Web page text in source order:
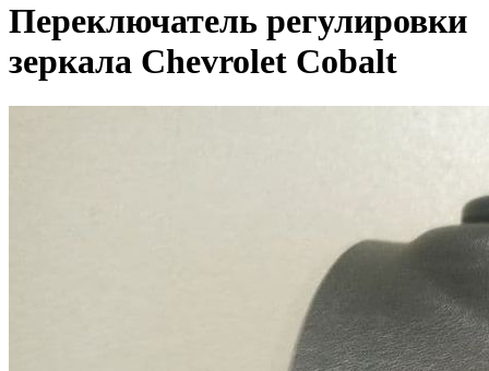
Переключатель регулировки
зеркала Chevrolet Cobalt